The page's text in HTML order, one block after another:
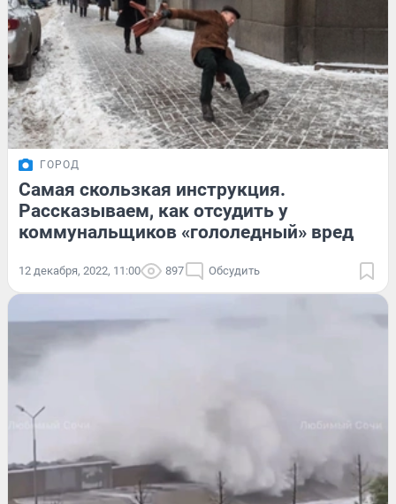
ГОРОД
Самая скользкая инструкция.
Рассказываем, как отсудить у
коммунальщиков «гололедный» вред
12 декабря, 2022, 11:00 897 Обсудить